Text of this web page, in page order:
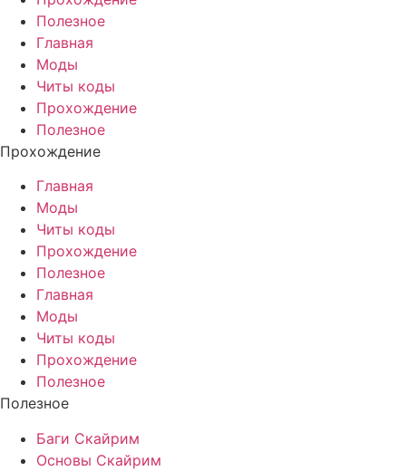
Полезное
Главная
Моды
Читы коды
Прохождение
Полезное
Прохождение
Главная
Моды
Читы коды
Прохождение
Полезное
Главная
Моды
Читы коды
Прохождение
Полезное
Полезное
Баги Скайрим
Основы Скайрим